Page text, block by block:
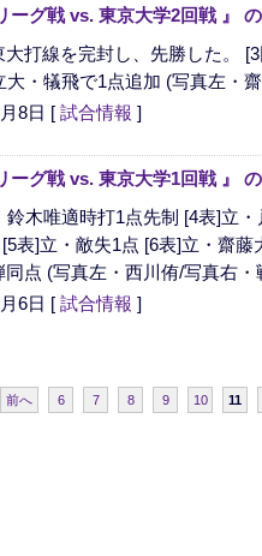
ーグ戦 vs. 東京大学2回戦 』
大打線を完封し、先勝した。
大・犠飛で1点追加 (写真左・
8日 [ 試合情報 ]
ーグ戦 vs. 東京大学1回戦 』
鈴木唯適時打1点先制 [4表]立
表]立・敵失1点 [6表]立・齋
同点 (写真左・西川侑/写真右
6日 [ 試合情報 ]
前へ 6 7 8 9 10 11